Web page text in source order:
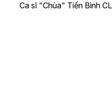
Ca sĩ "Chùa" Tiến Bình